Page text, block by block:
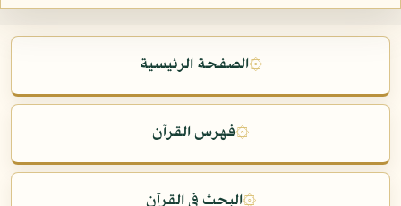
۞الصفحة الرئيسية
۞فهرس القرآن
۞البحث في القرآن